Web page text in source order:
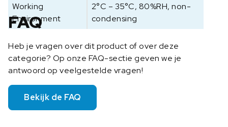
Working
Environment
2°C – 35°C, 80%RH, non-
condensing
FAQ
Heb je vragen over dit product of over deze
categorie? Op onze FAQ-sectie geven we je
antwoord op veelgestelde vragen!
Bekijk de FAQ